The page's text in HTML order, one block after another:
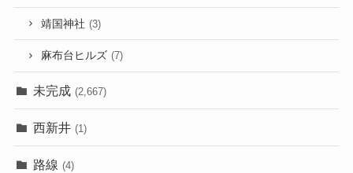
靖国神社 (3)
麻布台ヒルズ (7)
未完成 (2,667)
西新井 (1)
路線 (4)